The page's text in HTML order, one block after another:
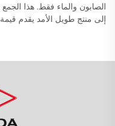
الصابون والماء فقط. هذا
إلى منتج طويل الأمد يقدم